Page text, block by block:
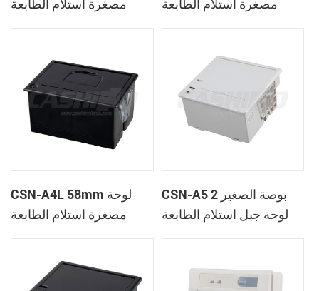
مصغرة استلام الطابعة
مصغرة استلام الطابعة
CSN-A4L 58mm لوحة
مصغرة استلام الطابعة
CSN-A5 2 بوصة الصغير
لوحة جبل استلام الطابعة